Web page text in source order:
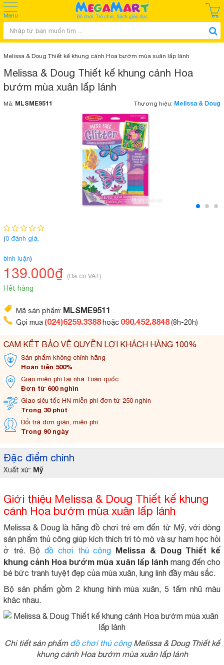
Menu
Melissa & Doug Thiết kế khung cảnh Hoa bướm mùa xuân lấp lánh
Melissa & Doug Thiết kế khung cảnh Hoa
bướm mùa xuân lấp lánh
Mã: MLSME9511 Thương hiệu: Melissa & Doug
Đặc điểm chính
Xuất xứ: Mỹ
(0 đánh giá,
bình luận)
139.000₫ (Đã có VAT)
Hết hàng
CAM KẾT BẢO VỆ QUYỀN LỢI KHÁCH HÀNG 100%
Sản phẩm không chính hãng
Hoàn tiền 500%
Giao miễn phí tại nhà Toàn quốc
Đơn từ 600 nghìn
Giao siêu tốc HN miễn phí đơn từ 250 nghìn
Trong 30 phút
Đổi trả đơn giản, miễn phí
Trong 90 ngày
Mã sản phẩm: MLSME9511
Gọi mua (024)6259.3388 hoặc 090.452.8848(8h-20h)
Giới thiệu Melissa & Doug Thiết kế khung
cảnh Hoa bướm mùa xuân lấp lánh
Melissa & Doug là hãng đồ chơi trẻ em đến từ Mỹ, với dòng
sản phẩm thủ công giúp kích thích trí tò mò và sự ham học hỏi
ở trẻ. Bộđồ chơi thủ công Melissa & Doug Thiết kế
khung cảnh Hoa bướm mùa xuân lấp lánh mang đến cho
bé bức tranh tuyệt đẹp của mùa xuân, lung linh đầy màu sắc.
Bộ sản phẩm gồm 2 khung hình mùa xuân, 5 tấm nhũ màu
khác nhau.
Chi tiết sản phẩm đồ chơi thủ công Melissa & Doug Thiết kế
khung cảnh Hoa bướm mùa xuân lấp lánh